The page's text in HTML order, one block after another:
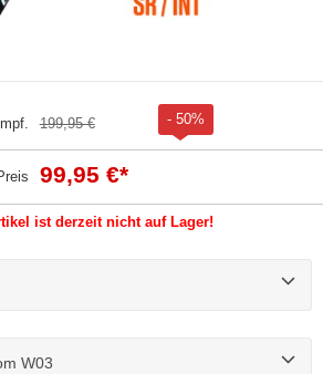
199,95 € - 50%
99,95 €*
ist derzeit nicht auf Lager!
W03